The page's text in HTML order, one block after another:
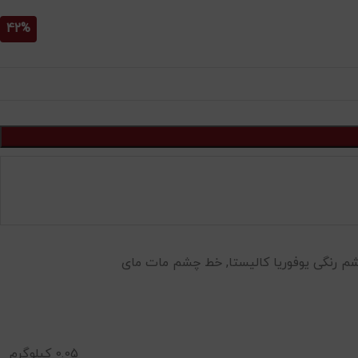
42%
رنگی یوفوریا کالیستا, خط چشم مات مای
0.05 کیلوگرم